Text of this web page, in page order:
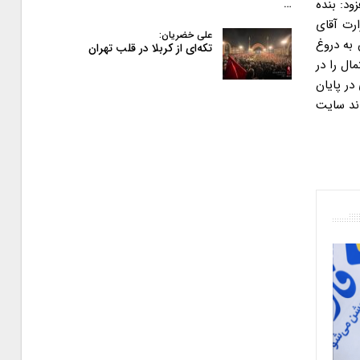
وی افزود: بنده
وزارت آقای
به دروغ
را در
پایان
سایت
…
علی خضریان:
تکه‌ای از کربلا در قلب تهران